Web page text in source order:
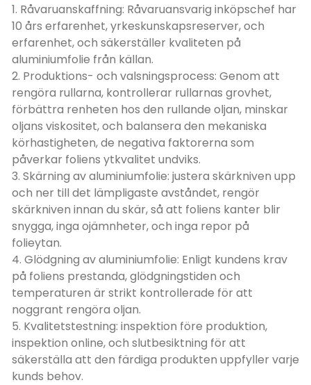
1. Råvaruanskaffning: Råvaruansvarig inköpschef har
10 års erfarenhet, yrkeskunskapsreserver, och
erfarenhet, och säkerställer kvaliteten på
aluminiumfolie från källan.
2. Produktions- och valsningsprocess: Genom att
rengöra rullarna, kontrollerar rullarnas grovhet,
förbättra renheten hos den rullande oljan, minskar
oljans viskositet, och balansera den mekaniska
körhastigheten, de negativa faktorerna som
påverkar foliens ytkvalitet undviks.
3. Skärning av aluminiumfolie: justera skärkniven upp
och ner till det lämpligaste avståndet, rengör
skärkniven innan du skär, så att foliens kanter blir
snygga, inga ojämnheter, och inga repor på
folieytan.
4. Glödgning av aluminiumfolie: Enligt kundens krav
på foliens prestanda, glödgningstiden och
temperaturen är strikt kontrollerade för att
noggrant rengöra oljan.
5. Kvalitetstestning: inspektion före produktion,
inspektion online, och slutbesiktning för att
säkerställa att den färdiga produkten uppfyller varje
kunds behov.